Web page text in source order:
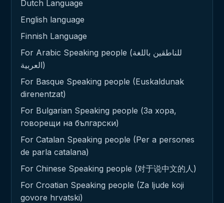
Dutch Language
English language
Finnish Language
For Arabic Speaking people (للناطقين باللغة
العربية)
For Basque Speaking people (Euskaldunak
direnentzat)
For Bulgarian Speaking people (За хора,
говорещи на български)
For Catalan Speaking people (Per a persones
de parla catalana)
For Chinese Speaking people (对于说中文的人)
For Croatian Speaking people (Za ljude koji
govore hrvatski)